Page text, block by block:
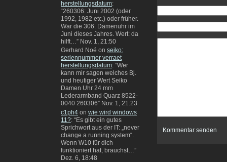
herstellungsdatum:
“260306: Juni 2002 (oder
1992, 1982 etc.) oder früher.
War die 306. Damenuhr im
Juni dieses Jahres. Wert: da
hilft…” Nov. 1, 21:50
Gerhard Noé on seiko:
seriennummer verraet
herstellungsdatum: “Wer
kann mir sagen welches Bj.
und heutiger Wert Seiko
Damen Uhr 24 mm
Lederarmband Quarz 8522-
0040 260306” Nov. 1, 21:23
c1ph4 on wie wird windows
11?: “Es gibt ein gutes
Sprichwort aus der IT: „never
change a running system“.
Wenn W10 für dich
funktioniert hat, brauchst…”
Dez. 6, 18:48